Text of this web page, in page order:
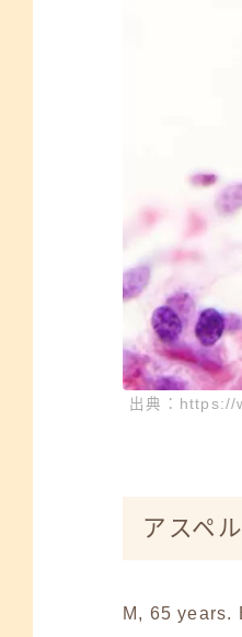
出典：
アスペ
M, 65 years.